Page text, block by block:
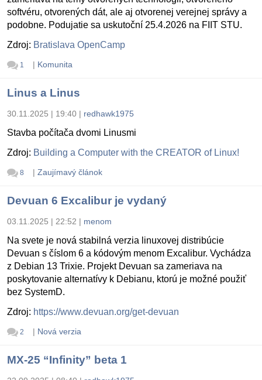
softvéru, otvorených dát, ale aj otvorenej verejnej správy a
podobne. Podujatie sa uskutoční 25.4.2026 na FIIT STU.
Zdroj: Bratislava OpenCamp
1 | Komunita
Linus a Linus
30.11.2025 | 19:40 | redhawk1975
Stavba počítača dvomi Linusmi
Zdroj: Building a Computer with the CREATOR of Linux!
8 | Zaujímavý článok
Devuan 6 Excalibur je vydaný
03.11.2025 | 22:52 | menom
Na svete je nová stabilná verzia linuxovej distribúcie
Devuan s číslom 6 a kódovým menom Excalibur. Vychádza
z Debian 13 Trixie. Projekt Devuan sa zameriava na
poskytovanie alternatívy k Debianu, ktorú je možné použiť
bez SystemD.
Zdroj: https://www.devuan.org/get-devuan
2 | Nová verzia
MX-25 “Infinity” beta 1